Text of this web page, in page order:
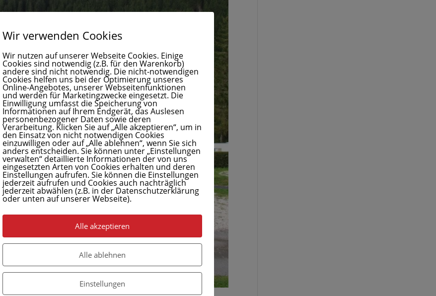
Wir verwenden Cookies
Wir nutzen auf unserer Webseite Cookies. Einige
Cookies sind notwendig (z.B. für den Warenkorb)
andere sind nicht notwendig. Die nicht-notwendigen
Cookies helfen uns bei der Optimierung unseres
Online-Angebotes, unserer Webseitenfunktionen
und werden für Marketingzwecke eingesetzt. Die
Einwilligung umfasst die Speicherung von
Informationen auf Ihrem Endgerät, das Auslesen
personenbezogener Daten sowie deren
Verarbeitung. Klicken Sie auf „Alle akzeptieren“, um in
den Einsatz von nicht notwendigen Cookies
einzuwilligen oder auf „Alle ablehnen“, wenn Sie sich
anders entscheiden. Sie können unter „Einstellungen
verwalten“ detaillierte Informationen der von uns
eingesetzten Arten von Cookies erhalten und deren
Einstellungen aufrufen. Sie können die Einstellungen
jederzeit aufrufen und Cookies auch nachträglich
jederzeit abwählen (z.B. in der Datenschutzerklärung
oder unten auf unserer Webseite).
Alle akzeptieren
Alle ablehnen
Einstellungen